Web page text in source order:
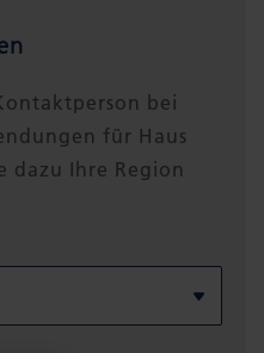
bei
für Haus
dazu Ihre Region